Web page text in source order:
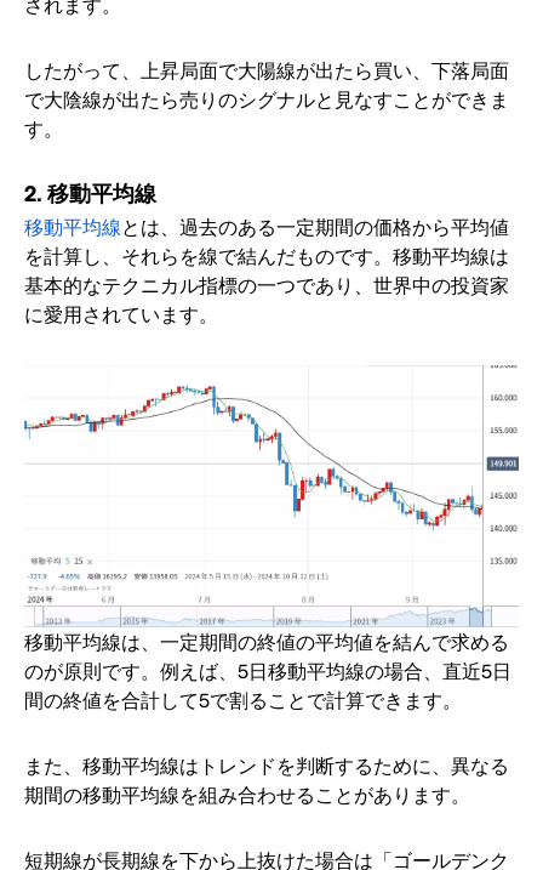
したがって、上昇局面で大陽線が出たら買い、下落局面
で大陰線が出たら売りのシグナルと見なすことができま
す。
2. 移動平均線
移動平均線とは、過去のある一定期間の価格から平均値
を計算し、それらを線で結んだものです。移動平均線は
基本的なテクニカル指標の一つであり、世界中の投資家
に愛用されています。
移動平均線は、一定期間の終値の平均値を結んで求める
のが原則です。例えば、5日移動平均線の場合、直近5日
間の終値を合計して5で割ることで計算できます。
また、移動平均線はトレンドを判断するために、異なる
期間の移動平均線を組み合わせることがあります。
短期線が長期線を下から上抜けた場合は「ゴールデンク